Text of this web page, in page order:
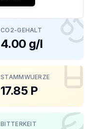
CO2-GEHALT
4.00 g/l
STAMMWUERZE
17.85 P
BITTERKEIT